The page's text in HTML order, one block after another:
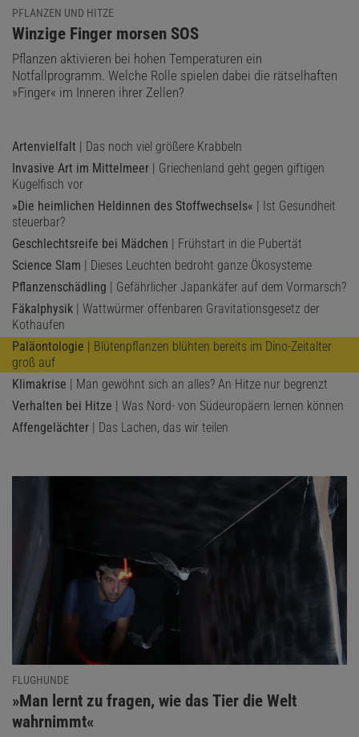
PFLANZEN UND HITZE
:
Winzige Finger morsen SOS
Pflanzen aktivieren bei hohen Temperaturen ein
Notfallprogramm. Welche Rolle spielen dabei die rätselhaften
»Finger« im Inneren ihrer Zellen?
Artenvielfalt | Das noch viel größere Krabbeln
Invasive Art im Mittelmeer | Griechenland geht gegen giftigen
Kugelfisch vor
»Die heimlichen Heldinnen des Stoffwechsels« | Ist Gesundheit
steuerbar?
Geschlechtsreife bei Mädchen | Frühstart in die Pubertät
Science Slam | Dieses Leuchten bedroht ganze Ökosysteme
Pflanzenschädling | Gefährlicher Japankäfer auf dem Vormarsch?
Fäkalphysik | Wattwürmer offenbaren Gravitationsgesetz der
Kothaufen
Paläontologie | Blütenpflanzen blühten bereits im Dino-Zeitalter
groß auf
Klimakrise | Man gewöhnt sich an alles? An Hitze nur begrenzt
Verhalten bei Hitze | Was Nord- von Südeuropäern lernen können
Affengelächter | Das Lachen, das wir teilen
FLUGHUNDE
:
»Man lernt zu fragen, wie das Tier die Welt
wahrnimmt«